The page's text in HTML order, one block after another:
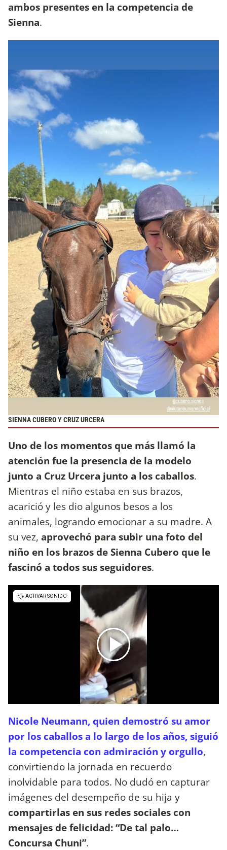
ambos presentes en la competencia de
Sienna.
SIENNA CUBERO Y CRUZ URCERA
Uno de los momentos que más llamó la
atención fue la presencia de la modelo
junto a Cruz Urcera junto a los caballos.
Mientras el niño estaba en sus brazos,
acarició y les dio algunos besos a los
animales, logrando emocionar a su madre. A
su vez, aprovechó para subir una foto del
niño en los brazos de Sienna Cubero que le
fascinó a todos sus seguidores.
Nicole Neumann, quien demostró su amor
por los caballos a lo largo de los años, siguió
la competencia con admiración y orgullo,
convirtiendo la jornada en recuerdo
inolvidable para todos. No dudó en capturar
imágenes del desempeño de su hija y
compartirlas en sus redes sociales con
mensajes de felicidad: “De tal palo…
Concursa Chuni”.